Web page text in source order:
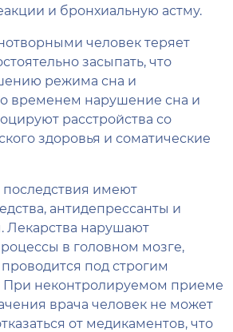
и бронхиальную астму.
человек теряет
засыпать, что
режима сна и
временем нарушение сна и
расстройства со
здоровья и соматические
имеют
антидепрессанты и
Лекарства нарушают
в головном мозге,
под строгим
При неконтролируемом приеме
врача человек не может
от медикаментов, что